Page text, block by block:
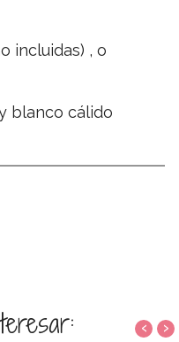
incluidas) , o
blanco cálido
‹ ›